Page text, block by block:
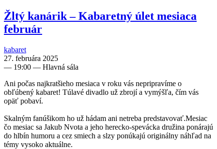
Žltý kanárik – Kabaretný úlet mesiaca
február
kabaret
27. februára 2025
— 19:00 — Hlavná sála
Ani počas najkratšieho mesiaca v roku vás nepripravíme o
obľúbený kabaret! Túlavé divadlo už zbrojí a vymýšľa, čím vás
opäť pobaví.
Skalným fanúšikom ho už hádam ani netreba predstavovať.Mesiac
čo mesiac sa Jakub Nvota a jeho herecko-spevácka družina ponárajú
do hlbín humoru a cez smiech a slzy ponúkajú originálny náhľad na
témy vysoko aktuálne.